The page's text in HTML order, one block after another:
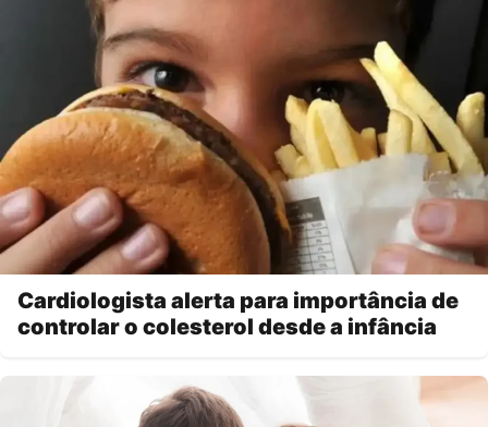
Cardiologista alerta para importância de
controlar o colesterol desde a infância